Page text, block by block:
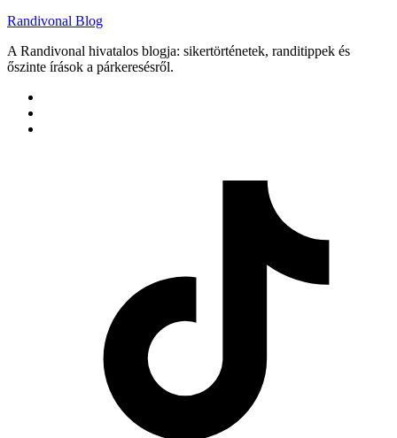
Randivonal Blog
A Randivonal hivatalos blogja: sikertörténetek, randitippek és
őszinte írások a párkeresésről.